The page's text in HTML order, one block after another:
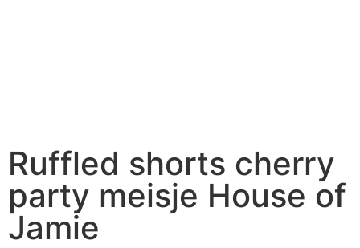
Ruffled shorts cherry
party meisje House of
Jamie